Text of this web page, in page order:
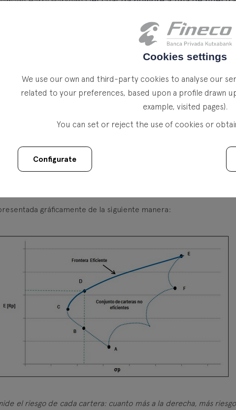
un artículo académico titulado “Portfolio Selection”, un
el panorama de la gestión de carteras, páginas que le
después, en 1990.
supuestos:
y se comportan de manera que maximicen su utilidad
gratuito a información justa y correcta sobre los
y absorben la información de manera rápida y perfecta.
al riesgo y tratan de minimizar el riesgo y maximizar el
decisiones en los rendimientos esperados y la varianza o
la media.
más altos frente a rendimientos más bajos para
gráficamente de la siguiente manera:
el riesgo de cada cartera: cuanto más a la derecha, más
Cookies settings
We use our own and third-party cookies to analyse our
related to your preferences, based upon a profile drawn
example, visited pages).
You can set or reject the use of cookies or
Configurate